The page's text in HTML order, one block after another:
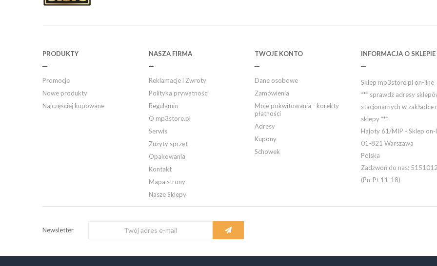
PRODUKTY
Promocje
Nowe produkty
Najczęściej kupowane
NASZA FIRMA
Reklamacje i Zwroty
Polityka prywatności
Regulamin
O mp3store.pl
Serwis
Zużyty sprzęt
Opakowania
Kontakt
Mapa strony
Nasze Sklepy
TWOJE KONTO
Dane osobowe
Zamówienia
Moje pokwitowania - korekty
płatności
Adresy
Kupony
Schowek
INFORMACJA O SKLEPIE
Sklep mp3store.pl on-line
*** sprawdź adresy
stacjonarnych w zakładce
sklepy ***
Hajoty 61/MIP - Sklep on-
01-821 Warszawa
Polska
Zadzwoń do nas:
(Pn-Pt 11-18)
Newsletter